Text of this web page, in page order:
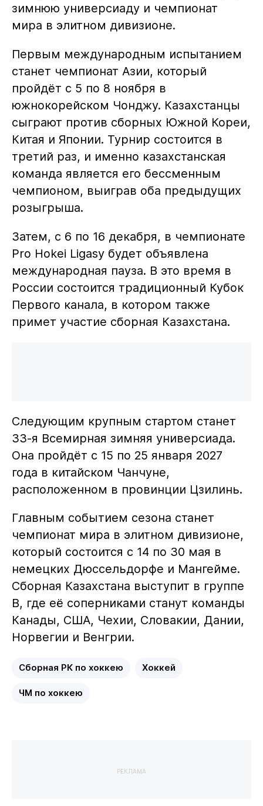
зимнюю универсиаду и чемпионат
мира в элитном дивизионе.
Первым международным испытанием
станет чемпионат Азии, который
пройдёт с 5 по 8 ноября в
южнокорейском Чонджу. Казахстанцы
сыграют против сборных Южной Кореи,
Китая и Японии. Турнир состоится в
третий раз, и именно казахстанская
команда является его бессменным
чемпионом, выиграв оба предыдущих
розыгрыша.
Затем, с 6 по 16 декабря, в чемпионате
Pro Hokei Ligasy будет объявлена
международная пауза. В это время в
России состоится традиционный Кубок
Первого канала, в котором также
примет участие сборная Казахстана.
Следующим крупным стартом станет
33-я Всемирная зимняя универсиада.
Она пройдёт с 15 по 25 января 2027
года в китайском Чанчуне,
расположенном в провинции Цзилинь.
Главным событием сезона станет
чемпионат мира в элитном дивизионе,
который состоится с 14 по 30 мая в
немецких Дюссельдорфе и Мангейме.
Сборная Казахстана выступит в группе
B, где её соперниками станут команды
Канады, США, Чехии, Словакии, Дании,
Норвегии и Венгрии.
Сборная РК по хоккею Хоккей
ЧМ по хоккею
РЕКЛАМА